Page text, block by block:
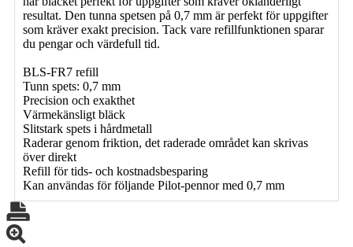
resultat. Den tunna spetsen på 0,7 mm är perfekt för uppgifter
som kräver exakt precision. Tack vare refillfunktionen sparar
du pengar och värdefull tid.
BLS-FR7 refill
Tunn spets: 0,7 mm
Precision och exakthet
Värmekänsligt bläck
Slitstark spets i hårdmetall
Raderar genom friktion, det raderade området kan skrivas
över direkt
Refill för tids- och kostnadsbesparing
Kan användas för följande Pilot-pennor med 0,7 mm